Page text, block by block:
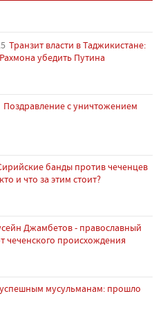
Транзит власти в Таджикистане:
убедить Путина
Поздравление с уничтожением
банды против чеченцев
и что за этим стоит?
Джамбетов - православный
чеченского происхождения
мусульманам: прошло